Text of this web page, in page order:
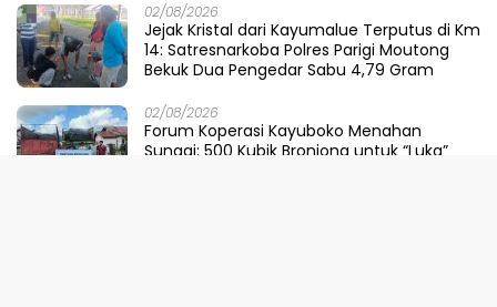
02/08/2026
Jejak Kristal dari Kayumalue Terputus di Km
14: Satresnarkoba Polres Parigi Moutong
Bekuk Dua Pengedar Sabu 4,79 Gram
02/08/2026
Forum Koperasi Kayuboko Menahan
Sungai: 500 Kubik Bronjong untuk “Luka”